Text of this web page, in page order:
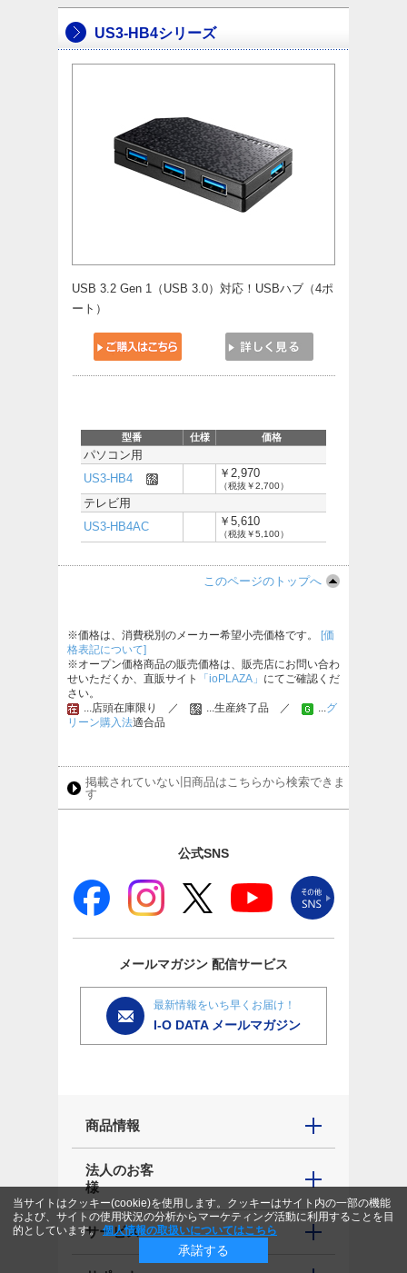
US3-HB4シリーズ
USB 3.2 Gen 1（USB 3.0）対応！USBハブ（4ポ
ート）
型番 仕様 価格
パソコン用
US3-HB4
￥2,970
（税抜￥2,700）
テレビ用
US3-HB4AC
￥5,610
（税抜￥5,100）
このページのトップへ
※価格は、消費税別のメーカー希望小売価格です。
[価
格表記について]
※オープン価格商品の販売価格は、販売店にお問い合わ
せいただくか、直販サイト
「ioPLAZA」 にてご確認くだ
さい。
...店頭在庫限り ／
...生産終了品 ／ ...グ
リーン購入法適合品
掲載されていない旧商品はこちらから検索できま
す
公式SNS
メールマガジン 配信サービス
最新情報をいち早くお届け！
I-O DATA メールマガジン
商品情報
法人のお客
様
サービス
当サイトはクッキー(cookie)を使用します。クッキーはサイト内の一部の機能
および、サイトの使用状況の分析からマーケティング活動に利用することを目
的としています。 個人情報の取扱いについてはこちら
承諾する